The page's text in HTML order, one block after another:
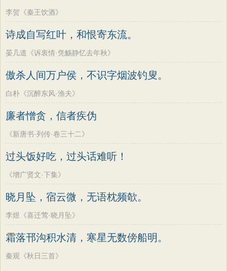
李贺《秦王饮酒》
诗成自写红叶，和恨寄东流。
晏几道《诉衷情·凭觞静忆去年秋》
傲杀人间万户侯，不识字烟波钓叟。
白朴《沉醉东风·渔夫》
廉者憎贪，信者疾伪
《新唐书·列传·卷三十二》
过头饭好吃，过头话难听！
《增广贤文·下集》
晓月坠，宿云微，无语枕频欹。
李煜《喜迁莺·晓月坠》
霜落邗沟积水清，寒星无数傍船明。
秦观《秋日三首》